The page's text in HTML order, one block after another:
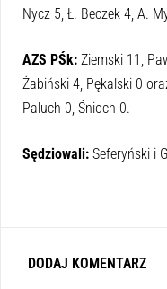
Nycz 5, Ł. Beczek 4, A.
AZS PŚk: Ziemski 11,
Żabiński 4, Pękalski 0
Paluch 0, Śnioch 0.
Sędziowali: Seferyński i
DODAJ KOMENTARZ